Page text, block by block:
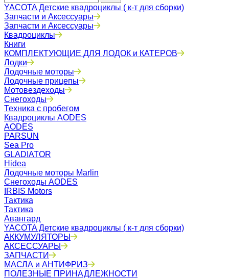
YACOTA Детские квадроциклы ( к-т для сборки)
Запчасти и Аксессуары
Запчасти и Аксессуары
Квадроциклы
Книги
КОМПЛЕКТУЮЩИЕ ДЛЯ ЛОДОК и КАТЕРОВ
Лодки
Лодочные моторы
Лодочные прицепы
Мотовездеходы
Снегоходы
Техника с пробегом
Квадроциклы AODES
AODES
PARSUN
Sea Pro
GLADIATOR
Hidea
Лодочные моторы Marlin
Снегоходы AODES
IRBIS Motors
Тактика
Тактика
Авангард
YACOTA Детские квадроциклы ( к-т для сборки)
АККУМУЛЯТОРЫ
АКСЕССУАРЫ
ЗАПЧАСТИ
МАСЛА и АНТИФРИЗ
ПОЛЕЗНЫЕ ПРИНАДЛЕЖНОСТИ